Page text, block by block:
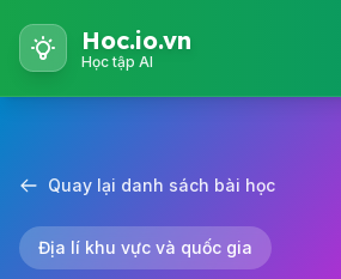
Hoc.io.vn
Học tập AI
Quay lại danh sách bài học
Địa lí khu vực và quốc gia